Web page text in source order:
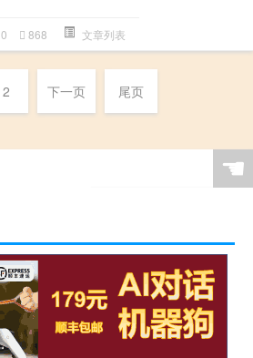
0 868 文章列表
2 下一页 尾页
☚